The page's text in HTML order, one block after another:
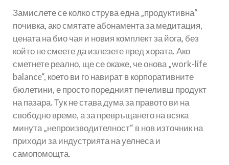
Замислете се колко струва една „продуктивна“
почивка, ако смятате абонамента за медитация,
цената на био чая и новия комплект за йога, без
който не смеете да излезете пред хората. Ако
сметнете реално, ще се окаже, че онова „work-life
balance“, което ви го навират в корпоративните
бюлетини, е просто поредният печеливш продукт
на пазара. Тук не става дума за правото ви на
свободно време, а за превръщането на всяка
минута „непроизводителност“ в нов източник на
приходи за индустрията на уелнеса и
самопомощта.